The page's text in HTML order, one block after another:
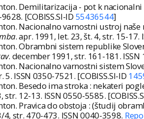
Demilitarizacija - pot k
[COBISS.SI-ID 55436544]
Nacionalno varnostni ustroj
. apr. 1991, let. 23, št. 4, str. 15-17.
Obrambni sistem republike
. december 1991, str. 161-181. ISSN
Nacionalno varnostni sistem
5. ISSN 0350-7521. [COBISS.SI-ID
Besedo ima stroka : nekateri
str. 12-13. ISSN 0550-5585.
Pravica do obstoja : (študij
4, str. 470-473. ISSN 0040-3598.